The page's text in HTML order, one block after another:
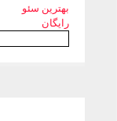
بهترین سئو
رایگان